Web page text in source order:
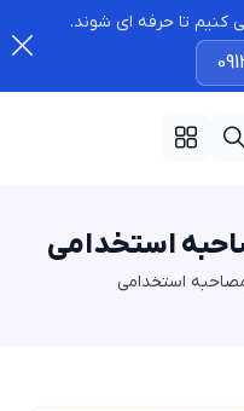
تا حرفه ای شوند.
استخدامی
استخدامی